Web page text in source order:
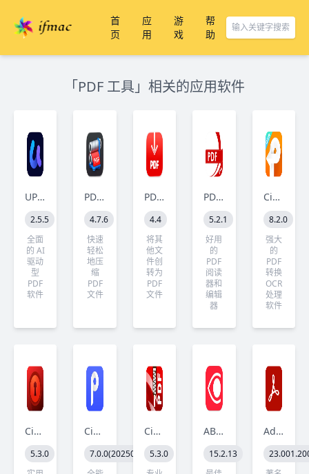
首
页
应
用
游
戏
帮
助
「PDF 工具」相关的应用软件
UPDF
2.5.5
全面
的 AI
驱动
型
PDF
软件
PDF Squeezer
4.7.6
快速
轻松
地压
缩
PDF
文件
PDFify
4.4
将其
他文
件创
转为
PDF
文件
PDF Reader Pro
5.2.1
好用
的
PDF
阅读
器和
编辑
器
Cisdem PDF Converter OCR
8.2.0
强大
的
PDF
转换
OCR
处理
软件
Cisdem PDF Password Remover
5.3.0
Cisdem PDFMaster
7.0.0(2025060900)
Cisdem PDF Compressor
5.3.0
ABBYY FineReader PDF
15.2.13
Adobe Acrobat Pro DC